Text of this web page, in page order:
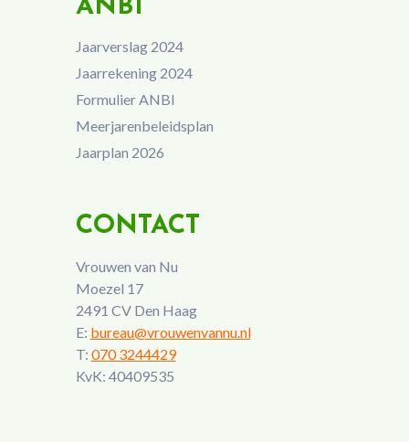
ANBI
Jaarverslag 2024
Jaarrekening 2024
Formulier ANBI
Meerjarenbeleidsplan
Jaarplan 2026
CONTACT
Vrouwen van Nu
Moezel 17
2491 CV Den Haag
E: bureau@vrouwenvannu.nl
T: 070 3244429
KvK: 40409535